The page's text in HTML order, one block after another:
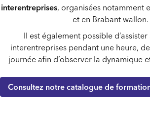
interentreprises, organisées notamment
et en Brabant wallon.
Il est également possible d’assister
interentreprises pendant une heure,
journée afin d’observer la dynamique
Consultez notre catalogue de